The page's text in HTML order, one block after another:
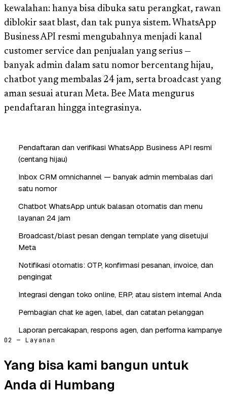
kewalahan: hanya bisa dibuka satu perangkat, rawan
diblokir saat blast, dan tak punya sistem. WhatsApp
Business API resmi mengubahnya menjadi kanal
customer service dan penjualan yang serius —
banyak admin dalam satu nomor bercentang hijau,
chatbot yang membalas 24 jam, serta broadcast yang
aman sesuai aturan Meta. Bee Mata mengurus
pendaftaran hingga integrasinya.
Pendaftaran dan verifikasi WhatsApp Business API resmi
(centang hijau)
Inbox CRM omnichannel — banyak admin membalas dari
satu nomor
Chatbot WhatsApp untuk balasan otomatis dan menu
layanan 24 jam
Broadcast/blast pesan dengan template yang disetujui
Meta
Notifikasi otomatis: OTP, konfirmasi pesanan, invoice, dan
pengingat
Integrasi dengan toko online, ERP, atau sistem internal Anda
Pembagian chat ke agen, label, dan catatan pelanggan
Laporan percakapan, respons agen, dan performa kampanye
02 — Layanan
Yang bisa kami bangun untuk
Anda di Humbang